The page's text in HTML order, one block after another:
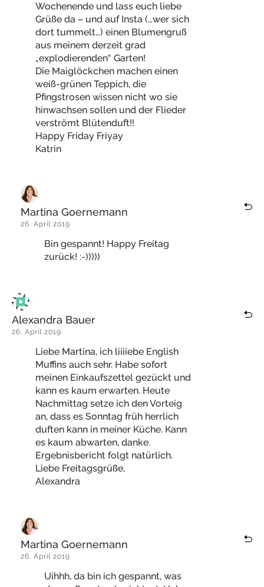
Wochenende und lass euch liebe
Grüße da – und auf Insta (…wer sich
dort tummelt…) einen Blumengruß
aus meinem derzeit grad
„explodierenden“ Garten!
Die Maiglöckchen machen einen
weiß-grünen Teppich, die
Pfingstrosen wissen nicht wo sie
hinwachsen sollen und der Flieder
verströmt Blütenduft!!
Happy Friday Friyay
Katrin
Martina Goernemann
26. April 2019
Bin gespannt! Happy Freitag
zurück! :-)))))
Alexandra Bauer
26. April 2019
Liebe Martina, ich liiiiebe English
Muffins auch sehr. Habe sofort
meinen Einkaufszettel gezückt und
kann es kaum erwarten. Heute
Nachmittag setze ich den Vorteig
an, dass es Sonntag früh herrlich
duften kann in meiner Küche. Kann
es kaum abwarten, danke.
Ergebnisbericht folgt natürlich.
Liebe Freitagsgrüße,
Alexandra
Martina Goernemann
26. April 2019
Uihhh, da bin ich gespannt, was